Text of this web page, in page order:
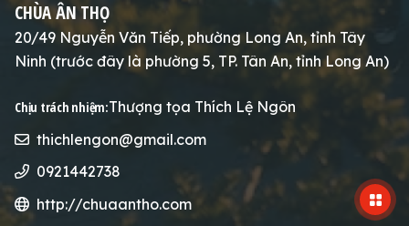
CHÙA ÂN THỌ
20/49 Nguyễn Văn Tiếp, phường Long An, tỉnh Tây
Ninh (trước đây là phường 5, TP. Tân An, tỉnh Long An)
Chịu trách nhiệm:Thượng tọa Thích Lệ Ngôn
thichlengon@gmail.com
0921442738
http://chuaantho.com